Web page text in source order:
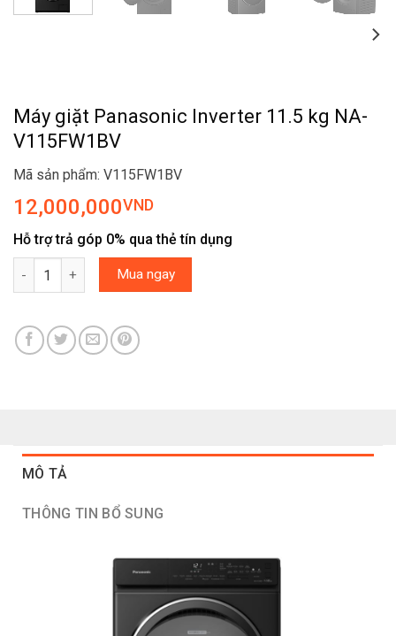
Máy giặt Panasonic Inverter 11.5 kg NA-
V115FW1BV
Mã sản phẩm: V115FW1BV
12,000,000VND
Hỗ trợ trả góp 0% qua thẻ tín dụng
Máy giặt Panasonic Inverter 11.5 kg NA-V115FW1BV số lượng
Mua ngay
MÔ TẢ
THÔNG TIN BỔ SUNG